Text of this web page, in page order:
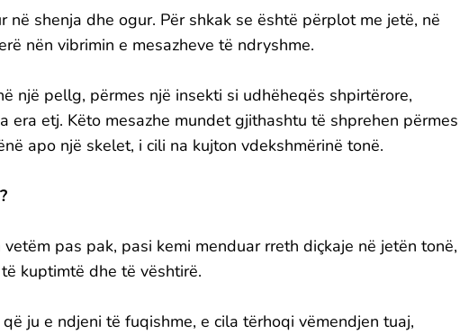
shenja dhe ogur. Për shkak se është përplot me jetë, në
nën vibrimin e mesazheve të ndryshme.
një pellg, përmes një insekti si udhëheqës shpirtërore,
era etj. Këto mesazhe mundet gjithashtu të shprehen përmes
apo një skelet, i cili na kujton vdekshmërinë tonë.
pas pak, pasi kemi menduar rreth diçkaje në jetën tonë,
kuptimtë dhe të vështirë.
ju e ndjeni të fuqishme, e cila tërhoqi vëmendjen tuaj,